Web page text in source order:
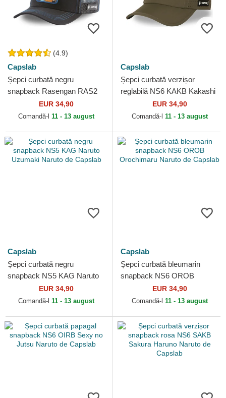
(4.9)
Capslab
Șepci curbată negru
snapback Rasengan RAS2
Naruto Uzumaki Naruto de
Capslab
EUR 34,90
Comandă-l 11 - 13 august
Capslab
Șepci curbată verzișor
reglabilă NS6 KAKB Kakashi
Hatake Naruto de Capslab
EUR 34,90
Comandă-l 11 - 13 august
Capslab
Șepci curbată negru
snapback NS5 KAG Naruto
Uzumaki Naruto de Capslab
EUR 34,90
Comandă-l 11 - 13 august
Capslab
Șepci curbată bleumarin
snapback NS6 OROB
Orochimaru Naruto de
Capslab
EUR 34,90
Comandă-l 11 - 13 august